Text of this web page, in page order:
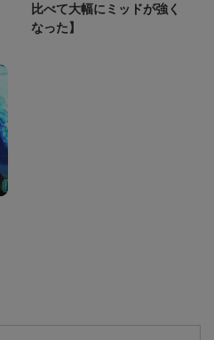
比べて大幅にミッドが強く
なった】